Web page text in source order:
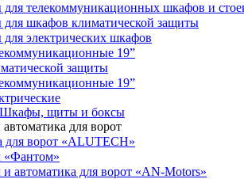
для телекоммуникационных шкафов и
для шкафов климатической защиты
для электрических шкафов
19”
защиты
19”
Шкафы, щиты и боксы
для ворот
для ворот «ALUTECH»
автоматика для ворот «AN-Motors»